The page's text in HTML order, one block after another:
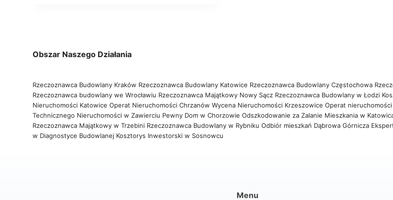
Obszar Naszego Działania
Rzeczoznawca Budowlany Kraków Rzeczoznawca Budowlany Katowice Rzeczoznawca Budowlany Częstochowa
Rzeczoznawca budowlany we Wrocławiu Rzeczoznawca Majątkowy Nowy Sącz Rzeczoznawca Budowlany w Łodzi
Nieruchomości Katowice Operat Nieruchomości Chrzanów Wycena Nieruchomości KrzeszowiceOperat
Technicznego Nieruchomości w Zawierciu Pewny Dom w Chorzowie Odszkodowanie za Zalanie Mieszkania w
Rzeczoznawca Majątkowy w Trzebini Rzeczoznawca Budowlany w RybnikuOdbiór mieszkań Dąbrowa Górnicza
w Diagnostyce Budowlanej Kosztorys Inwestorski w Sosnowcu
Menu